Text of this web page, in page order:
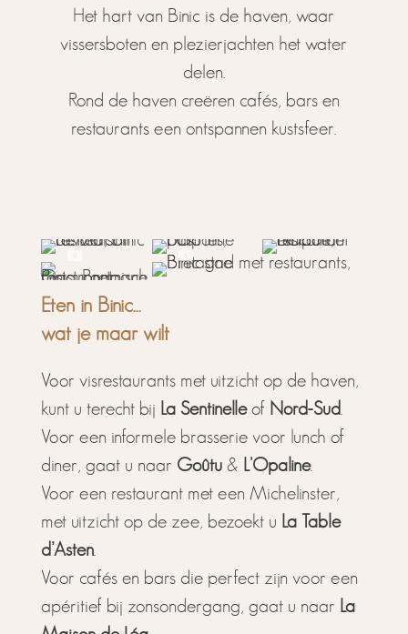
Het hart van Binic is de haven, waar
vissersboten en plezierjachten het water
delen.
Rond de haven creëren cafés, bars en
restaurants een ontspannen kustsfeer.
Eten in Binic...
wat je maar wilt
Voor visrestaurants met uitzicht op de haven,
kunt u terecht bij La Sentinelleof Nord-Sud.
Voor een informele brasserie voor lunch of
diner, gaat u naar Goûtu& L'Opaline.
Voor een restaurant met een Michelinster,
met uitzicht op de zee, bezoekt u La Table
d’Asten.
Voor cafés en bars die perfect zijn voor een
apéritief bij zonsondergang, gaat u naar La